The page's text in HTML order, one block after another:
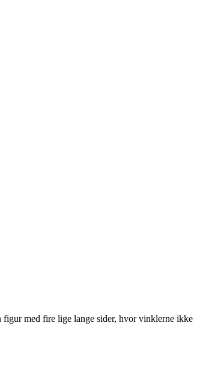
figur med fire lige lange sider, hvor vinklerne ikke